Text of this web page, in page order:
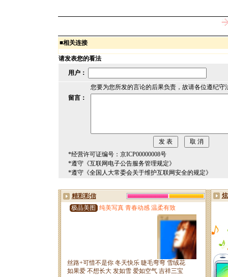
■相关连接
请发表您的看法
用户：
您要为您所发的言论的后果负责，故请各位遵纪守
留言：
*经营许可证编号：京ICP00000008号
*遵守《互联网电子公告服务管理规定》
*遵守《全国人大常委会关于维护互联网安全的规定》